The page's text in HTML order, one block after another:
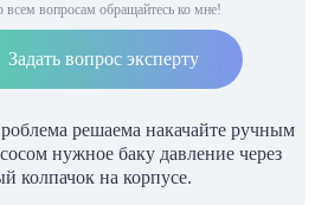
всем вопросам обращайтесь ко мне!
Задать вопрос эксперту
решаема накачайте ручным
нужное баку давление через
колпачок на корпусе.